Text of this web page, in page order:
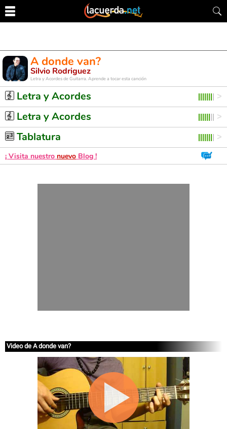
A donde van?
Silvio Rodriguez
Letra y Acordes de Guitarra. Aprende a tocar esta canción
Letra y Acordes
Letra y Acordes
Tablatura
¡ Visita nuestro nuevo Blog !
Video de A donde van?